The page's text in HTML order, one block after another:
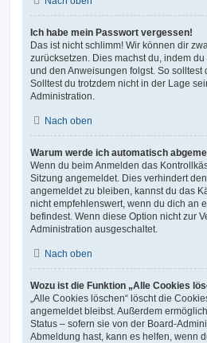
Ich habe mein Passwort vergessen!
Das ist nicht schlimm! Wir können dir
zurücksetzen. Dies machst du, indem
und den Anweisungen folgst. So
Solltest du trotzdem nicht in der Lage
Administration.
Nach oben
Warum werde ich automatisch
Wenn du beim Anmelden das
Sitzung angemeldet. Dies verhindert
angemeldet zu bleiben, kannst du das
nicht empfehlenswert, wenn du dich an
befindest. Wenn diese Option nicht zur
Administration ausgeschaltet.
Nach oben
Wozu ist die Funktion „Alle Cookies
„Alle Cookies löschen“ löscht die
angemeldet bleibst. Außerdem
Status – sofern sie von der Board-
Abmeldung hast, kann es helfen, wenn